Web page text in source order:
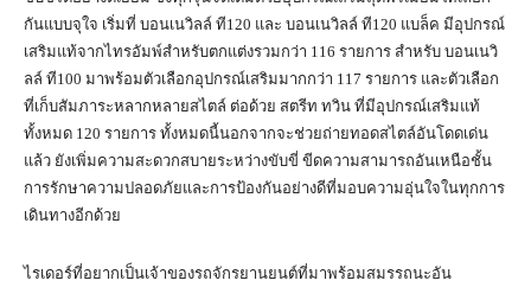
กันแบบจุใจ เริ่มที่ บอนเนวิลล์ ที120 และ บอนเนวิลล์ ที120 แบล็ค มีอุปกรณ์
เสริมแท้จากไทรอัมพ์สำหรับตกแต่งรวมกว่า 116 รายการ สำหรับ บอนเนวิ
ลล์ ที100 มาพร้อมตัวเลือกอุปกรณ์เสริมมากกว่า 117 รายการ และตัวเลือก
ที่เก็บสัมภาระหลากหลายสไตล์ ต่อด้วย สตรีท ทวิน ที่มีอุปกรณ์เสริมแท้
ทั้งหมด 120 รายการ ทั้งหมดนี้นอกจากจะช่วยถ่ายทอดสไตล์อันโดดเด่น
แล้ว ยังเพิ่มความสะดวกสบายระหว่างขับขี่ ขีดความสามารถอันเหนือชั้น
การรักษาความปลอดภัยและการป้องกันอย่างดีที่มอบความอุ่นใจในทุกการ
เดินทางอีกด้วย
ไรเดอร์ที่อยากเป็นเจ้าของรถจักรยานยนต์ที่มาพร้อมสมรรถนะอัน